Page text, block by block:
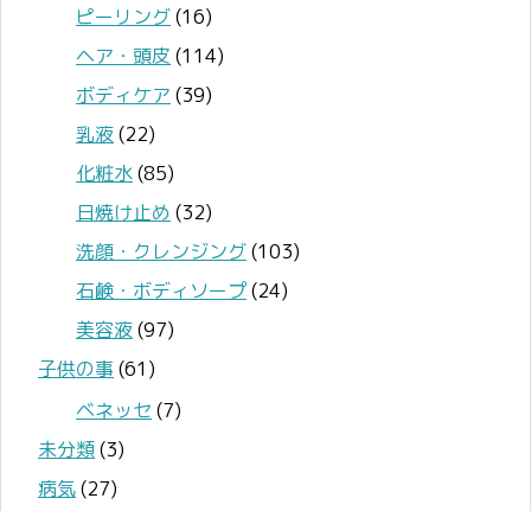
ピーリング(16)
ヘア・頭皮 (114)
ボディケア (39)
乳液(22)
化粧水(85)
日焼け止め (32)
洗顔・クレンジング(103)
石鹸・ボディソープ(24)
美容液(97)
子供の事 (61)
ベネッセ (7)
未分類(3)
病気(27)